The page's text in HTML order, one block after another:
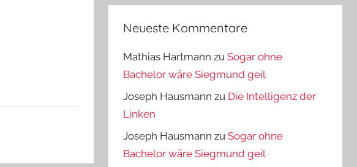
Neueste Kommentare
Mathias Hartmann zuSogar ohne
Bachelor wäre Siegmund geil
Joseph Hausmann zu Die Intelligenz der
Linken
Joseph Hausmann zuSogar ohne
Bachelor wäre Siegmund geil